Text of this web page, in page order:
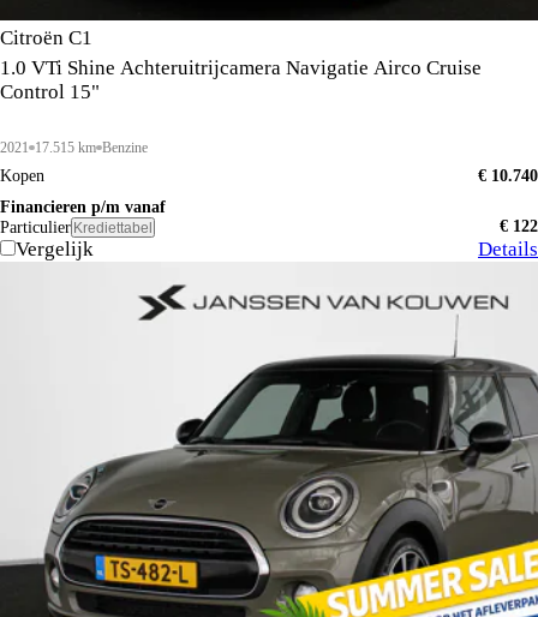
Citroën C1
1.0 VTi Shine Achteruitrijcamera Navigatie Airco Cruise
Control 15"
2021 17.515 km Benzine
Kopen
€ 10.740
Financieren p/m vanaf
Particulier Krediettabel € 122
Vergelijk Details